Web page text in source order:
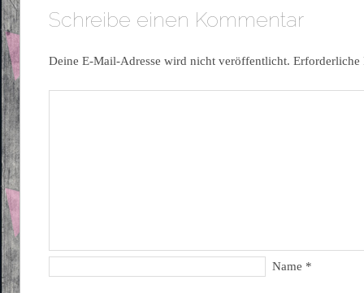
Schreibe einen Kommentar
Deine E-Mail-Adresse wird nicht veröffentlicht.
Name *